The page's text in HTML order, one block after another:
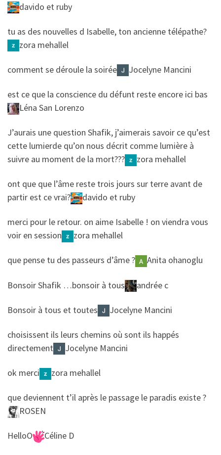
davido et ruby
​​tu as des nouvelles d Isabelle, ton ancienne télépathe?
zora mehallel
​​comment se déroule la soirée Jocelyne Mancini
​​est ce que la conscience du défunt reste encore ici bas
Léna San Lorenzo
​​J’aurais une question Shafik, j’aimerais savoir ce qu’est
cette lumierde qu’on nous décrit comme lumière à
suivre au moment de la mort???
zora mehallel
​​ont que que l’âme reste trois jours sur terre avant de
partir est ce vrai?
davido et ruby
​​merci pour le retour. on aime Isabelle ! on viendra vous
voir en session
zora mehallel
​​que pense tu des passeurs d’âme ? Anita ohanoglu
​​Bonsoir Shafik …bonsoir à tous andrée c
​​Bonsoir à tous et toutes Jocelyne Mancini
​​choisissent ils leurs chemins où sont ils happés
directement
Jocelyne Mancini
​​ok merci zora mehallel
​​que deviennent t’il après le passage le paradis existe ?
ROSEN
​​HelloO Céline D